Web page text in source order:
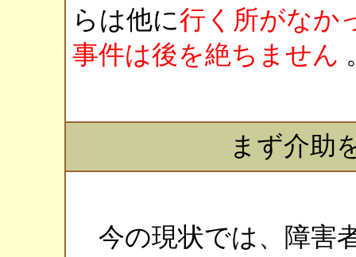
らは他に行く所がなか
事件は後を絶ちません
まず介助
今の現状では、障害